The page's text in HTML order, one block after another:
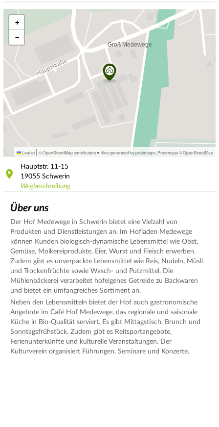
+
−
Leaflet | © OpenStreetMap contributors ♥, tiles generated by protomaps Protomaps©OpenStreetMap
Hauptstr. 11-15
19055 Schwerin
Wegbeschreibung
Über uns
Der Hof Medewege in Schwerin bietet eine Vielzahl von
Produkten und Dienstleistungen an. Im Hofladen Medewege
können Kunden biologisch-dynamische Lebensmittel wie Obst,
Gemüse, Molkereiprodukte, Eier, Wurst und Fleisch erwerben.
Zudem gibt es unverpackte Lebensmittel wie Reis, Nudeln, Müsli
und Trockenfrüchte sowie Wasch- und Putzmittel. Die
Mühlenbäckerei verarbeitet hofeigenes Getreide zu Backwaren
und bietet ein umfangreiches Sortiment an.
Neben den Lebensmitteln bietet der Hof auch gastronomische
Angebote im Café Hof Medewege, das regionale und saisonale
Küche in Bio-Qualität serviert. Es gibt Mittagstisch, Brunch und
Sonntagsfrühstück. Zudem gibt es Reitsportangebote,
Ferienunterkünfte und kulturelle Veranstaltungen. Der
Kulturverein organisiert Führungen, Seminare und Konzerte.